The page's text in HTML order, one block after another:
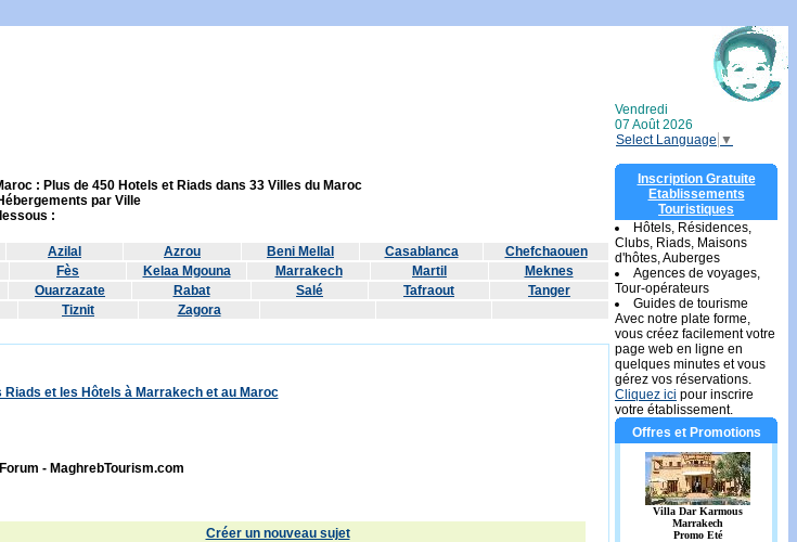
Vendredi
07 Août 2026
Select Language ▼
: Plus de 450 Hotels et Riads dans 33 Villes du Maroc
par Ville
:
Azilal Azrou Beni Mellal Casablanca
Chefchaouen
Fès Kelaa Mgouna Marrakech Martil
Meknes
Ouarzazate Rabat Salé Tafraout
Tanger
Tiznit Zagora
et les Hôtels à Marrakech et au Maroc
- MaghrebTourism.com
Créer un nouveau sujet
Inscription Gratuite
Etablissements
Touristiques
Hôtels, Résidences,
Clubs, Riads, Maisons
d'hôtes, Auberges
Agences de voyages,
Tour-opérateurs
Guides de tourisme
Avec notre plate forme,
vous créez facilement votre
page web en ligne en
quelques minutes et vous
gérez vos réservations.
Cliquez ici pour inscrire
votre établissement.
Offres et Promotions